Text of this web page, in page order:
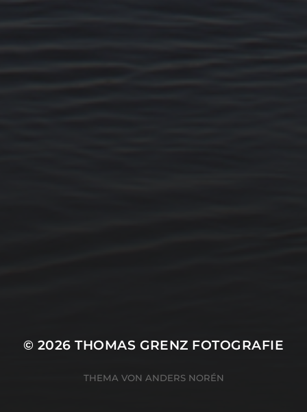
© 2026THOMAS GRENZ FOTOGRAFIE
THEMA VON ANDERS NORÉN